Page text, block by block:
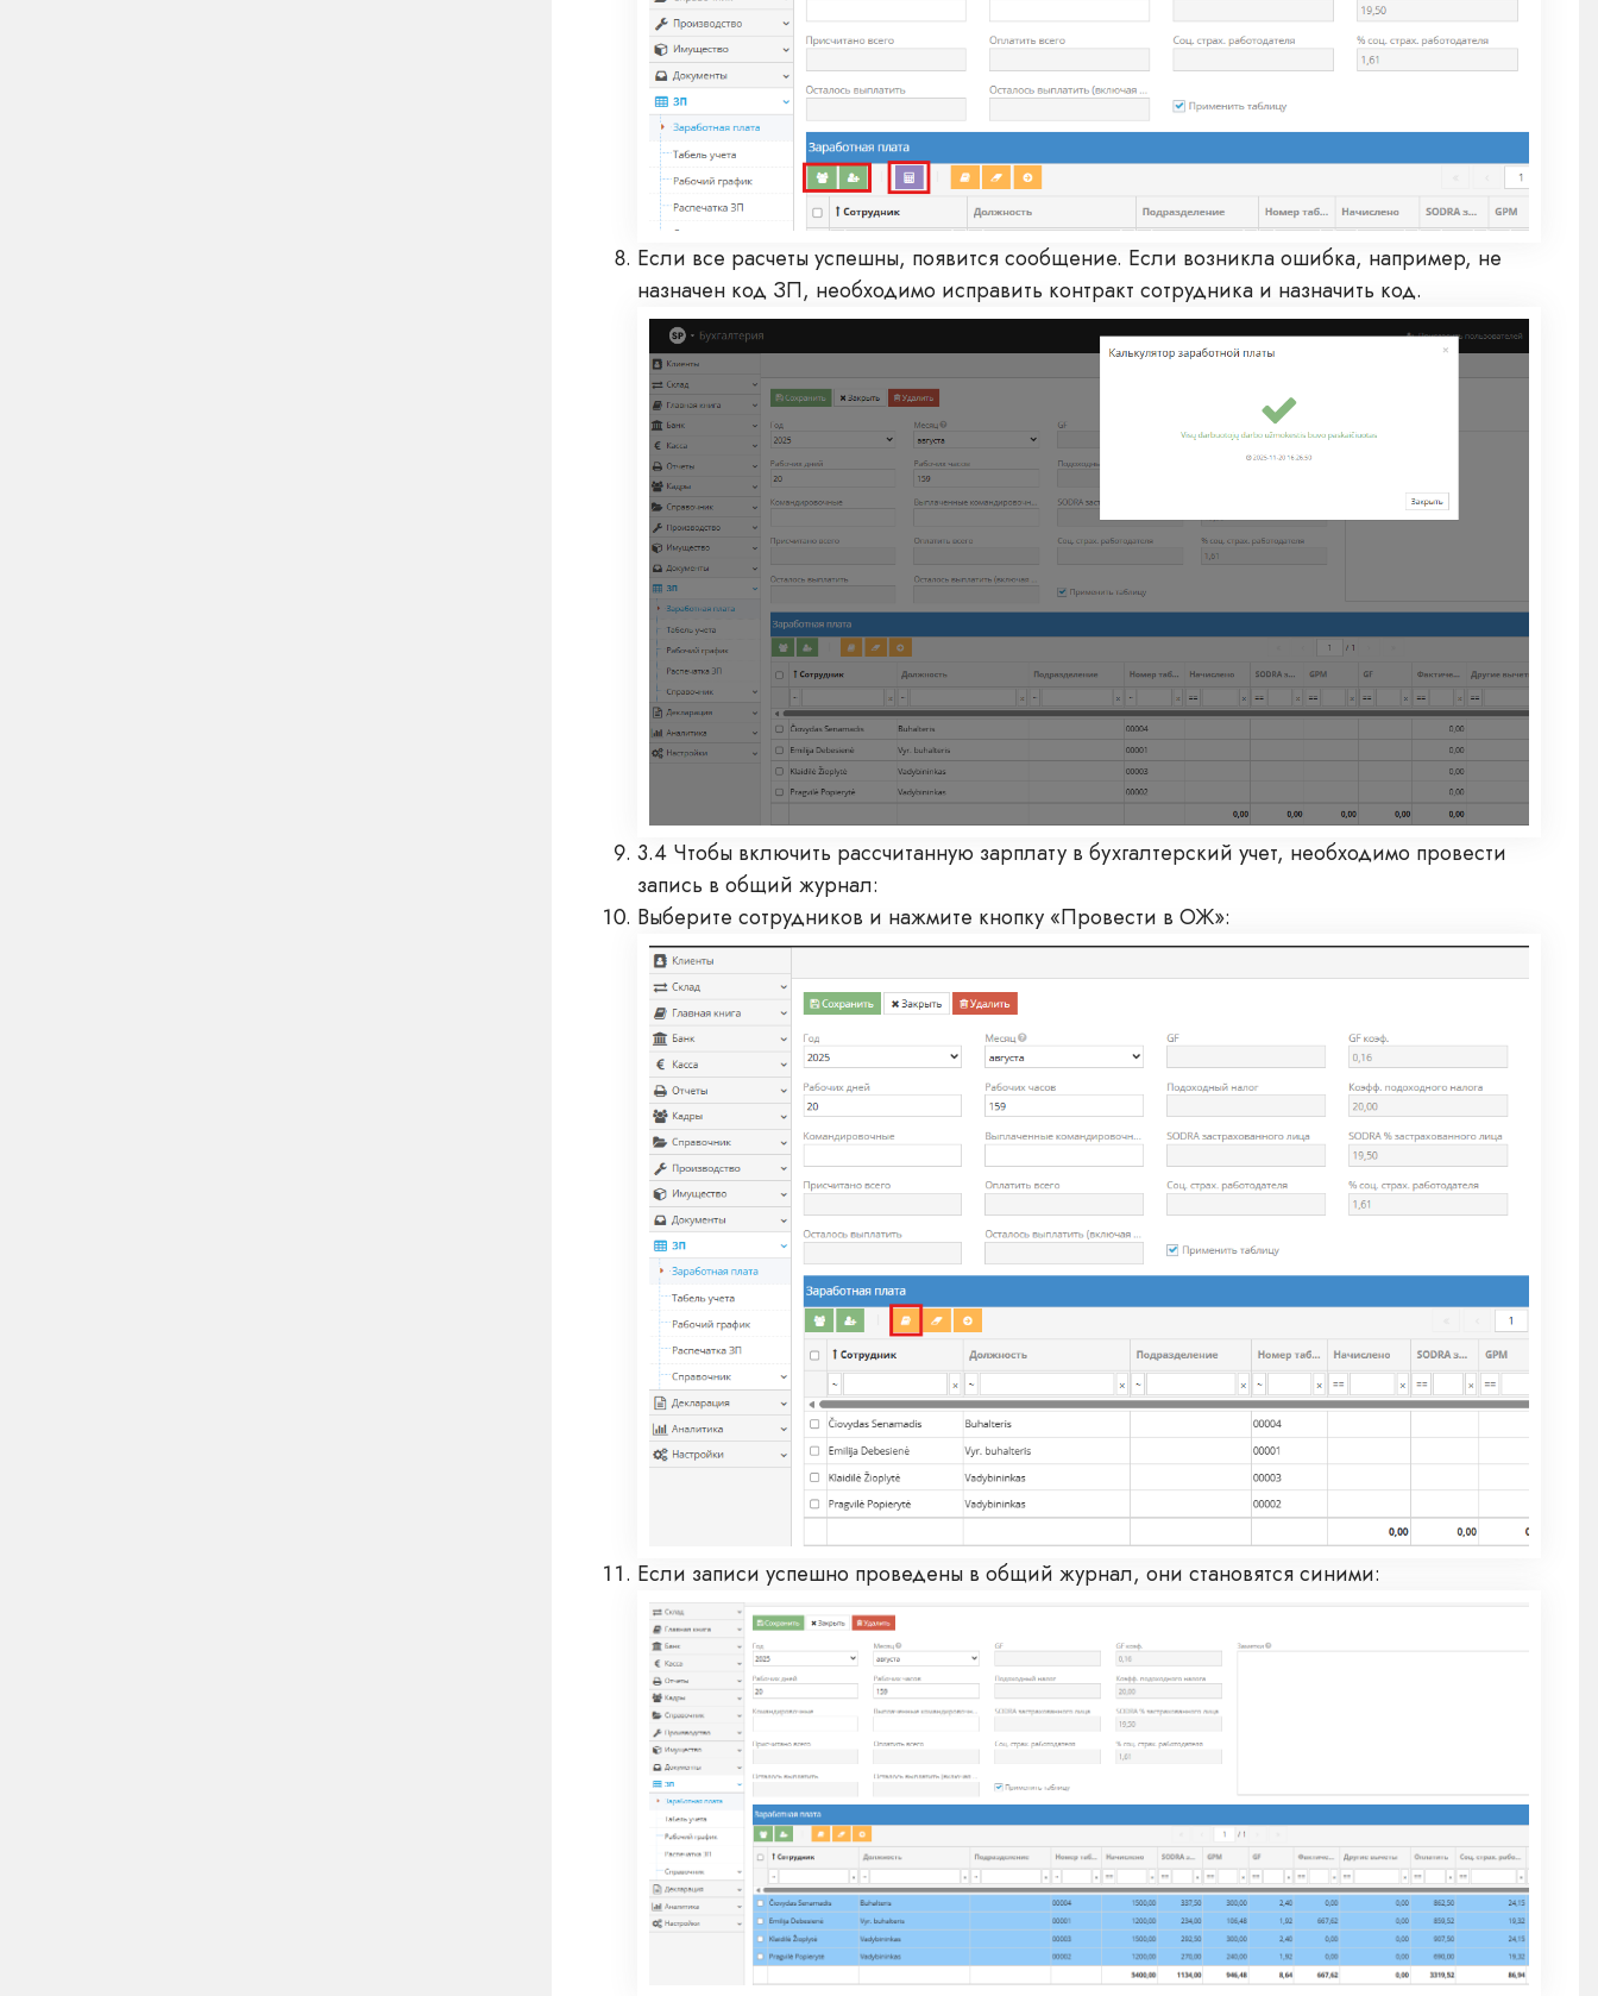
Если все расчеты успешны, появится сообщение. Если возникла ошибка, например, не
назначен код ЗП, необходимо исправить контракт сотрудника и назначить код.
3.4 Чтобы включить рассчитанную зарплату в бухгалтерский учет, необходимо провести
запись в общий журнал:
Выберите сотрудников и нажмите кнопку «Провести в ОЖ»:
Если записи успешно проведены в общий журнал, они становятся синими: